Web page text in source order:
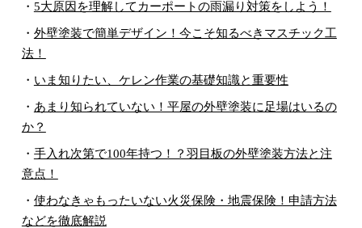
・ 5大原因を理解してカーポートの雨漏り対策をしよう！
・ 外壁塗装で簡単デザイン！今こそ知るべきマスチック工
法！
・ いま知りたい、ケレン作業の基礎知識と重要性
・ あまり知られていない！平屋の外壁塗装に足場はいるの
か？
・ 手入れ次第で100年持つ！？羽目板の外壁塗装方法と注
意点！
・ 使わなきゃもったいない火災保険・地震保険！申請方法
などを徹底解説